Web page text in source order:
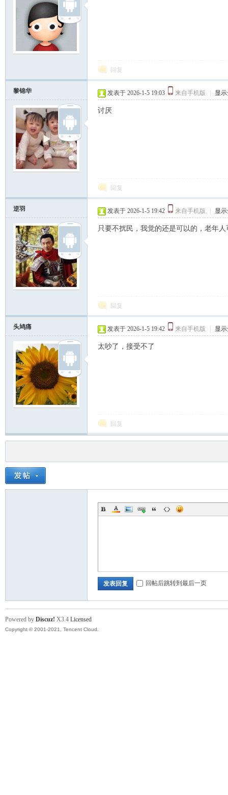
回复
黎锦华 发表于 2026-1-5 19:03 来自手机版 显
讨厌
回复
逆羽 发表于 2026-1-5 19:42 来自手机版 显
只要不扰民，我觉的还是可以的，老年人
回复
头鸠痛 发表于 2026-1-5 19:42 来自手机版 显
太吵了，接受不了
回复
发表回复 回帖后跳转到最后一页
Powered by Discuz! X3.4 Licensed
Copyright © 2001-2021, Tencent Cloud.